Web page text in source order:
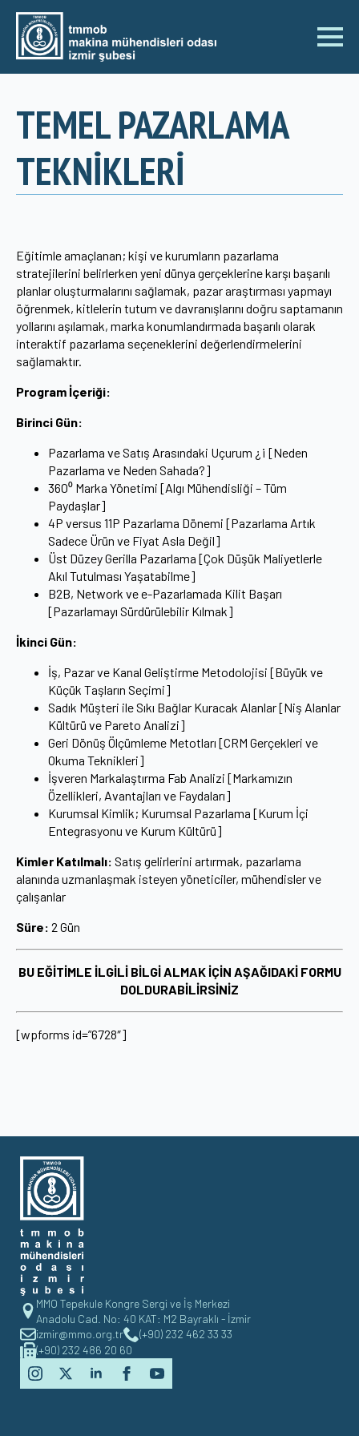
TEMEL PAZARLAMA
TEKNİKLERİ
Eğitimle amaçlanan; kişi ve kurumların pazarlama
stratejilerini belirlerken yeni dünya gerçeklerine karşı başarılı
planlar oluşturmalarını sağlamak, pazar araştırması yapmayı
öğrenmek, kitlelerin tutum ve davranışlarını doğru saptamanın
yollarını aşılamak, marka konumlandırmada başarılı olarak
interaktif pazarlama seçeneklerini değerlendirmelerini
sağlamaktır.
Program İçeriği:
Birinci Gün:
Pazarlama ve Satış Arasındaki Uçurum ¿¡ [Neden
Pazarlama ve Neden Sahada?]
360⁰ Marka Yönetimi [Algı Mühendisliği – Tüm
Paydaşlar]
4P versus 11P Pazarlama Dönemi [Pazarlama Artık
Sadece Ürün ve Fiyat Asla Değil]
Üst Düzey Gerilla Pazarlama [Çok Düşük Maliyetlerle
Akıl Tutulması Yaşatabilme]
B2B, Network ve e-Pazarlamada Kilit Başarı
[Pazarlamayı Sürdürülebilir Kılmak]
İkinci Gün:
İş, Pazar ve Kanal Geliştirme Metodolojisi [Büyük ve
Küçük Taşların Seçimi]
Sadık Müşteri ile Sıkı Bağlar Kuracak Alanlar [Niş Alanlar
Kültürü ve Pareto Analizi]
Geri Dönüş Ölçümleme Metotları [CRM Gerçekleri ve
Okuma Teknikleri]
İşveren Markalaştırma Fab Analizi [Markamızın
Özellikleri, Avantajları ve Faydaları]
Kurumsal Kimlik; Kurumsal Pazarlama [Kurum İçi
Entegrasyonu ve Kurum Kültürü]
Kimler Katılmalı: Satış gelirlerini artırmak, pazarlama
alanında uzmanlaşmak isteyen yöneticiler, mühendisler ve
çalışanlar
Süre: 2 Gün
BU EĞİTİMLE İLGİLİ BİLGİ ALMAK İÇİN AŞAĞIDAKİ FORMU
DOLDURABİLİRSİNİZ
[wpforms id=”6728″]
MMO Tepekule Kongre Sergi ve İş Merkezi
Anadolu Cad. No: 40 KAT: M2 Bayraklı - İzmir
izmir@mmo.org.tr
(+90) 232 462 33 33
(+90) 232 486 20 60